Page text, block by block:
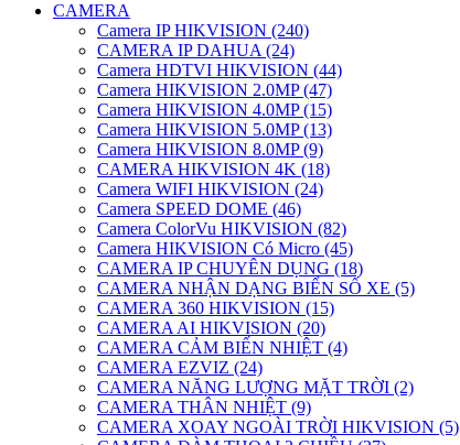
CAMERA
Camera IP HIKVISION (240)
CAMERA IP DAHUA (24)
Camera HDTVI HIKVISION (44)
Camera HIKVISION 2.0MP (47)
Camera HIKVISION 4.0MP (15)
Camera HIKVISION 5.0MP (13)
Camera HIKVISION 8.0MP (9)
CAMERA HIKVISION 4K (18)
Camera WIFI HIKVISION (24)
Camera SPEED DOME (46)
Camera ColorVu HIKVISION (82)
Camera HIKVISION Có Micro (45)
CAMERA IP CHUYÊN DỤNG (18)
CAMERA NHẬN DẠNG BIỂN SỐ XE (5)
CAMERA 360 HIKVISION (15)
CAMERA AI HIKVISION (20)
CAMERA CẢM BIẾN NHIỆT (4)
CAMERA EZVIZ (24)
CAMERA NĂNG LƯỢNG MẶT TRỜI (2)
CAMERA THÂN NHIỆT (9)
CAMERA XOAY NGOÀI TRỜI HIKVISION (5)